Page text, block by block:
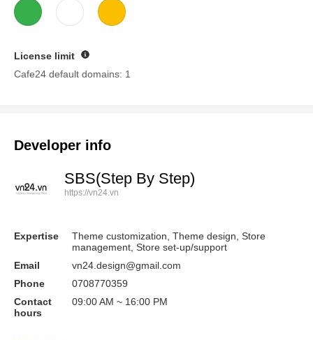
License limit
Cafe24 default domains: 1
Developer info
SBS(Step By Step)
https://vn24.vn
Expertise
Theme customization, Theme design, Store
management, Store set-up/support
Email
vn24.design@gmail.com
Phone
0708770359
Contact
hours
09:00 AM ~ 16:00 PM